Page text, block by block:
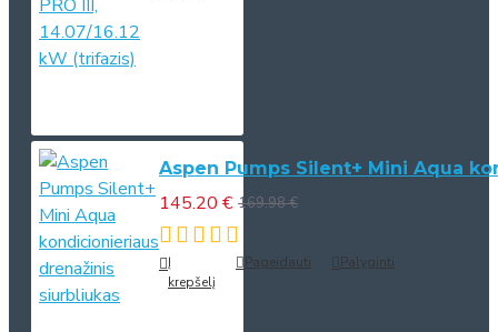
Aspen Pumps Silent+ Mini Aqua
145.20 € 169.98 €
Į
krepšelį
Pageidauti Palyginti